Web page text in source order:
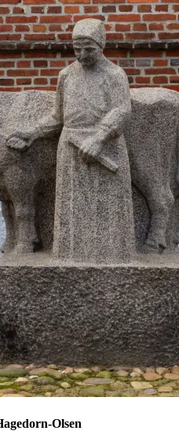
Olsen